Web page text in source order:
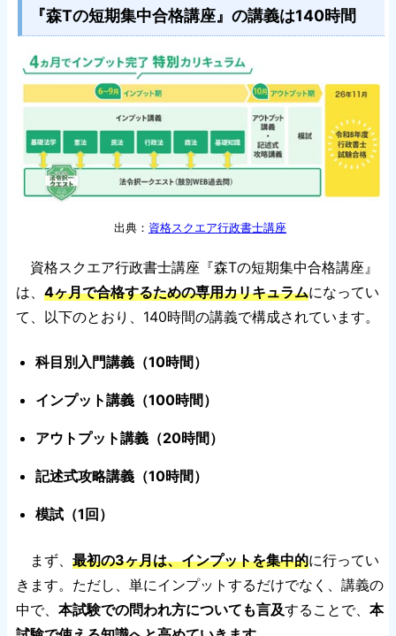
『森Tの短期集中合格講座』の講義は140時間
出典： 資格スクエア行政書士講座
資格スクエア行政書士講座『森Tの短期集中合格講座』
は、 4ヶ月で合格するための専用カリキュラムになってい
て、以下のとおり、140時間の講義で構成されています。
科目別入門講義（10時間）
インプット講義（100時間）
アウトプット講義（20時間）
記述式攻略講義（10時間）
模試（1回）
まず、 最初の3ヶ月は、インプットを集中的に行ってい
きます。ただし、単にインプットするだけでなく、講義の
中で、 本試験での問われ方についても言及することで、 本